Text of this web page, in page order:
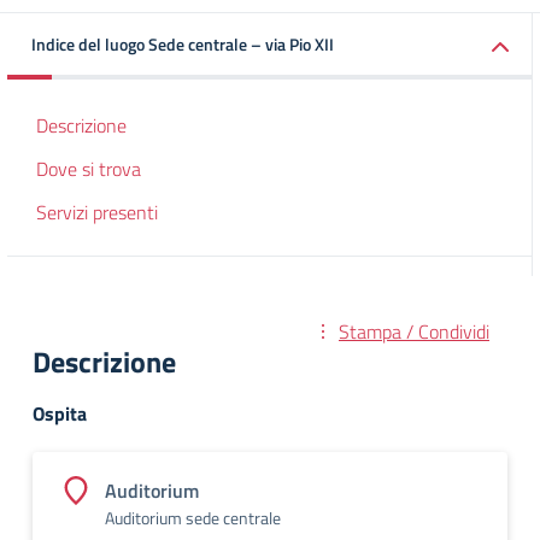
Indice del luogo Sede centrale – via Pio XII
Descrizione
Dove si trova
Servizi presenti
Stampa / Condividi
Descrizione
Ospita
Auditorium
Auditorium sede centrale